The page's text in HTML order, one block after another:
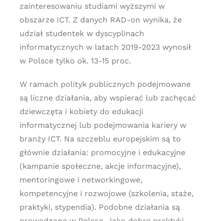
zainteresowaniu studiami wyższymi w
obszarze ICT. Z danych RAD-on wynika, że
udział studentek w dyscyplinach
informatycznych w latach 2019-2023 wynosił
w Polsce tylko ok. 13-15 proc.
W ramach polityk publicznych podejmowane
są liczne działania, aby wspierać lub zachęcać
dziewczęta i kobiety do edukacji
informatycznej lub podejmowania kariery w
branży ICT. Na szczeblu europejskim są to
głównie działania: promocyjne i edukacyjne
(kampanie społeczne, akcje informacyjne),
mentoringowe i networkingowe,
kompetencyjne i rozwojowe (szkolenia, staże,
praktyki, stypendia). Podobne działania są